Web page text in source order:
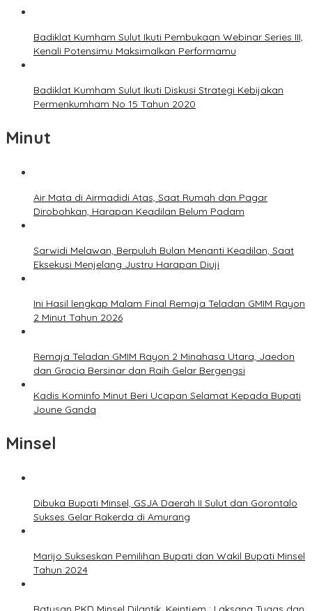
Badiklat Kumham Sulut Ikuti Pembukaan Webinar Series III,
Kenali Potensimu Maksimalkan Performamu
Badiklat Kumham Sulut Ikuti Diskusi Strategi Kebijakan
Permenkumham No 15 Tahun 2020
Minut
Air Mata di Airmadidi Atas, Saat Rumah dan Pagar
Dirobohkan, Harapan Keadilan Belum Padam
Sarwidi Melawan, Berpuluh Bulan Menanti Keadilan, Saat
Eksekusi Menjelang Justru Harapan Diuji
Ini Hasil lengkap Malam Final Remaja Teladan GMIM Rayon
2 Minut Tahun 2026
Remaja Teladan GMIM Rayon 2 Minahasa Utara, Jaedon
dan Gracia Bersinar dan Raih Gelar Bergengsi
Kadis Kominfo Minut Beri Ucapan Selamat Kepada Bupati
Joune Ganda
Minsel
Dibuka Bupati Minsel, GSJA Daerah II Sulut dan Gorontalo
Sukses Gelar Rakerda di Amurang
Marijo Sukseskan Pemilihan Bupati dan Wakil Bupati Minsel
Tahun 2024